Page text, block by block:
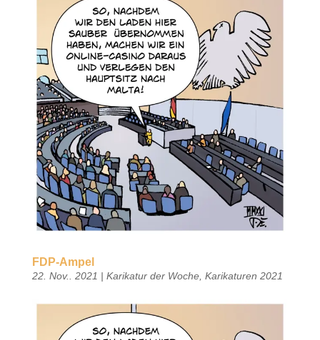
FDP-Ampel
22. Nov.. 2021 | Karikatur der Woche, Karikaturen 2021